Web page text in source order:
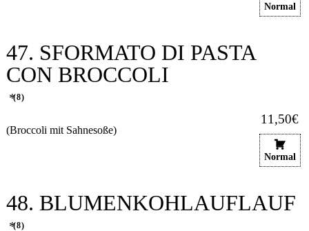
Normal
47. SFORMATO DI PASTA
CON BROCCOLI
8
11,50€
Normal
(Broccoli mit Sahnesoße)
48. BLUMENKOHLAUFLAUF
8